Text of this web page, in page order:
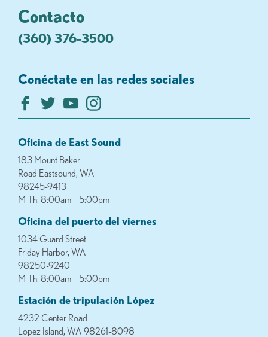
Contacto
(360) 376-3500
Conéctate en las redes sociales
Oficina de East Sound
183 Mount Baker
Road Eastsound, WA
98245-9413
M-Th: 8:00am – 5:00pm
Oficina del puerto del viernes
1034 Guard Street
Friday Harbor, WA
98250-9240
M-Th: 8:00am – 5:00pm
Estación de tripulación López
4232 Center Road
Lopez Island, WA 98261-8098